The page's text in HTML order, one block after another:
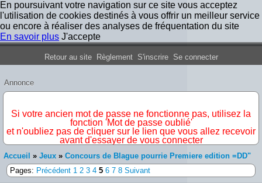
En poursuivant votre navigation sur ce site vous acceptez
l'utilisation de cookies destinés à vous offrir un meilleur service
ou encore à réaliser des analyses de fréquentation du site
En savoir plus J'accepte
Forum Iron Maiden France
Retour au site Règlement S'inscrire Se connecter
Annonce
Si votre ancien mot de passe ne fonctionne pas, utilisez la
fonction 'Mot de passe oublié'
et n'oubliez pas de cliquer sur le lien que vous allez recevoir
avant d'essayer de vous connecter
Accueil » Jeux » Concours de Blague pourrie Premiere edition =DD"
Pages: Précédent 1 2 3 4 5 6 7 8 Suivant